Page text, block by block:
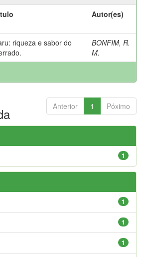
Autor(es)
riqueza e sabor do
BONFIM, R.
M.
Anterior 1 Póximo
1
1
1
1